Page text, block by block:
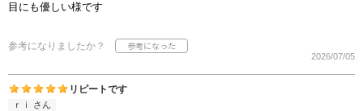
目にも優しい様です
参考になりましたか？
2026/07/05
リピートです
ｒｉ さん